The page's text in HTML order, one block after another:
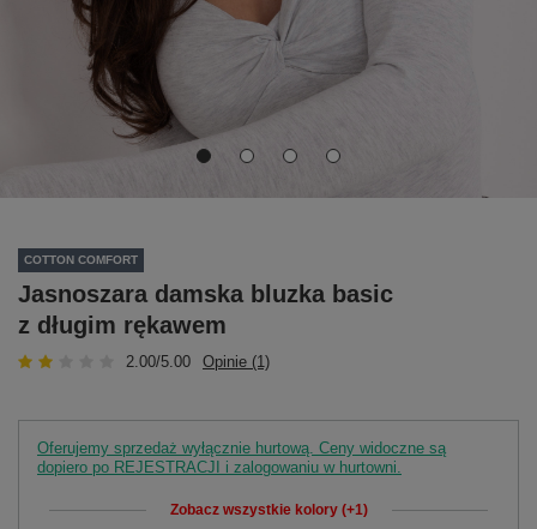
COTTON COMFORT
Jasnoszara damska bluzka basic
z długim rękawem
2.00/5.00 Opinie (1)
Oferujemy sprzedaż wyłącznie hurtową. Ceny widoczne są
dopiero po REJESTRACJI i zalogowaniu w hurtowni.
Zobacz wszystkie kolory (+1)